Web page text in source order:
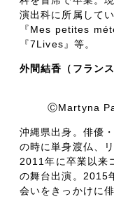
演出科に所属して
『Mes petites
『7Lives』等。
外間結香（フランス
ⒸMartyna
沖縄県出身。俳優
の時に単身渡仏、
2011年に卒業以来
の舞台出演。2015
会いをきっかけに